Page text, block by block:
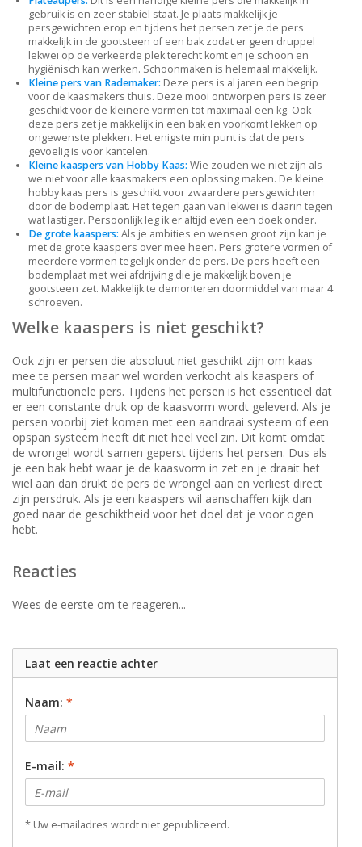
gebruik is en zeer stabiel staat. Je plaats makkelijk je
persgewichten erop en tijdens het persen zet je de pers
makkelijk in de gootsteen of een bak zodat er geen druppel
lekwei op de verkeerde plek terecht komt en je schoon en
hygiënisch kan werken. Schoonmaken is helemaal makkelijk.
Kleine pers van Rademaker: Deze pers is al jaren een begrip
voor de kaasmakers thuis. Deze mooi ontworpen pers is zeer
geschikt voor de kleinere vormen tot maximaal een kg. Ook
deze pers zet je makkelijk in een bak en voorkomt lekken op
ongewenste plekken. Het enigste min punt is dat de pers
gevoelig is voor kantelen.
Kleine kaaspers van Hobby Kaas: Wie zouden we niet zijn als
we niet voor alle kaasmakers een oplossing maken. De kleine
hobby kaas pers is geschikt voor zwaardere persgewichten
door de bodemplaat. Het tegen gaan van lekwei is daarin tegen
wat lastiger. Persoonlijk leg ik er altijd even een doek onder.
De grote kaaspers: Als je ambities en wensen groot zijn kan je
met de grote kaaspers over mee heen. Pers grotere vormen of
meerdere vormen tegelijk onder de pers. De pers heeft een
bodemplaat met wei afdrijving die je makkelijk boven je
gootsteen zet. Makkelijk te demonteren doormiddel van maar 4
schroeven.
Welke kaaspers is niet geschikt?
Ook zijn er persen die absoluut niet geschikt zijn om kaas
mee te persen maar wel worden verkocht als kaaspers of
multifunctionele pers. Tijdens het persen is het essentieel dat
er een constante druk op de kaasvorm wordt geleverd. Als je
persen voorbij ziet komen met een aandraai systeem of een
opspan systeem heeft dit niet heel veel zin. Dit komt omdat
de wrongel wordt samen geperst tijdens het persen. Dus als
je een bak hebt waar je de kaasvorm in zet en je draait het
wiel aan dan drukt de pers de wrongel aan en verliest direct
zijn persdruk. Als je een kaaspers wil aanschaffen kijk dan
goed naar de geschiktheid voor het doel dat je voor ogen
hebt.
Reacties
Wees de eerste om te reageren...
Laat een reactie achter
Naam: *
E-mail: *
* Uw e-mailadres wordt niet gepubliceerd.